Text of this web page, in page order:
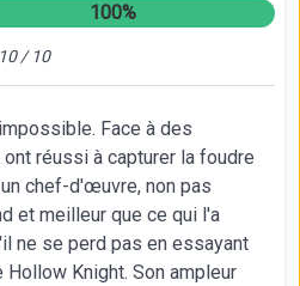
100%
/ 10
Face à des
réussi à capturer la foudre
chef-d'œuvre, non pas
et meilleur que ce qui l'a
ne se perd pas en essayant
Knight. Son ampleur